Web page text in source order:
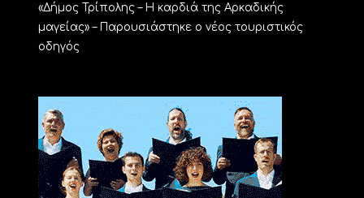
«Δήμος Τρίπολης – Η καρδιά της Αρκαδικής
μαγείας» – Παρουσιάστηκε ο νέος τουριστικός
οδηγός